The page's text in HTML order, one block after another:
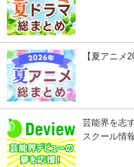
【夏アニメ
芸能界を志
スクール情